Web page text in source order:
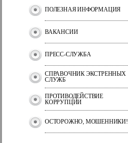
ПОЛЕЗНАЯ ИНФОРМАЦИЯ
ВАКАНСИИ
ПРЕСС-СЛУЖБА
СПРАВОЧНИК ЭКСТРЕННЫХ
СЛУЖБ
ПРОТИВОДЕЙСТВИЕ
КОРРУПЦИИ
ОСТОРОЖНО, МОШЕННИКИ!